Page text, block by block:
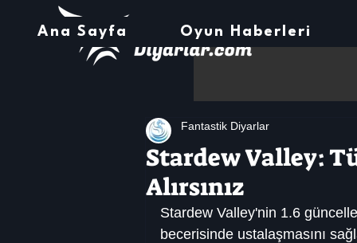
Ana Sayfa Oyun Haberleri
Stardew Valley:
Alırsınız
Fantastik Diyarlar
Stardew Valley'nin 1.6
becerisinde ustalaşmasını